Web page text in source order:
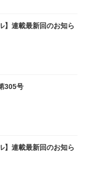
】連載最新回のお知ら
305号
】連載最新回のお知ら